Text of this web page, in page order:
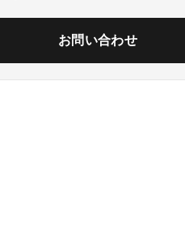
お問い合わせ